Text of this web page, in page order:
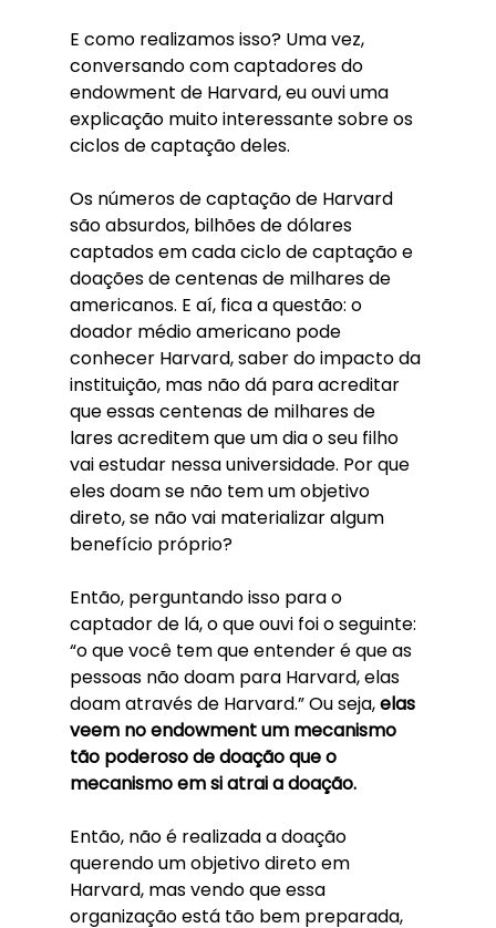
E como realizamos isso? Uma vez,
conversando com captadores do
endowment de Harvard, eu ouvi uma
explicação muito interessante sobre os
ciclos de captação deles.
Os números de captação de Harvard
são absurdos, bilhões de dólares
captados em cada ciclo de captação e
doações de centenas de milhares de
americanos. E aí, fica a questão: o
doador médio americano pode
conhecer Harvard, saber do impacto da
instituição, mas não dá para acreditar
que essas centenas de milhares de
lares acreditem que um dia o seu filho
vai estudar nessa universidade. Por que
eles doam se não tem um objetivo
direto, se não vai materializar algum
benefício próprio?
Então, perguntando isso para o
captador de lá, o que ouvi foi o seguinte:
“o que você tem que entender é que as
pessoas não doam para Harvard, elas
doam através de Harvard.” Ou seja, elas
veem no endowment um mecanismo
tão poderoso de doação que o
mecanismo em si atrai a doação.
Então, não é realizada a doação
querendo um objetivo direto em
Harvard, mas vendo que essa
organização está tão bem preparada,